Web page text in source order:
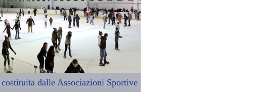
dalle Associazioni Sportive